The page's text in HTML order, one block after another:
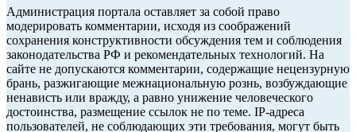
Администрация портала оставляет за собой право
модерировать комментарии, исходя из соображений
сохранения конструктивности обсуждения тем и соблюдения
законодательства РФ и рекомендательных технологий. На
сайте не допускаются комментарии, содержащие нецензурную
брань, разжигающие межнациональную рознь, возбуждающие
ненависть или вражду, а равно унижение человеческого
достоинства, размещение ссылок не по теме. IP-адреса
пользователей, не соблюдающих эти требования, могут быть